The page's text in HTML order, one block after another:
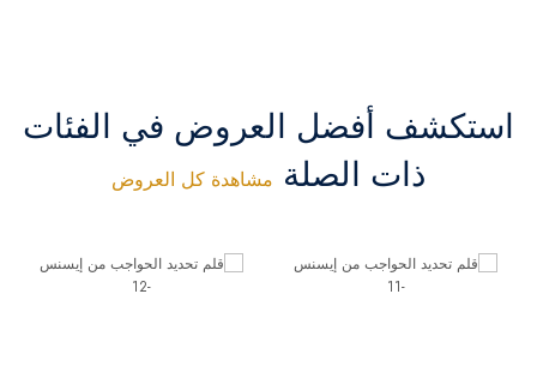
استكشف أفضل العروض في الفئات
ذات الصلة مشاهدة كل العروض